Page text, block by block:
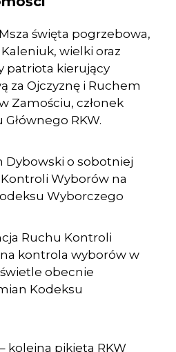
święta pogrzebowa,
wielki oraz
patriota kierujący
za Ojczyznę i Ruchem
Zamościu, członek
RKW.
Dybowski o sobotniej
Wyborów na
Wyborczego
Ruchu Kontroli
kontrola wyborów w
świetle obecnie
Kodeksu
kolejna pikieta RKW